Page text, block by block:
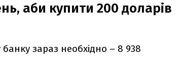
аби купити 200 доларів
зараз необхідно – 8 938